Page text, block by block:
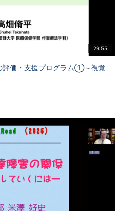
29:55
評価・支援プログラム①～視覚